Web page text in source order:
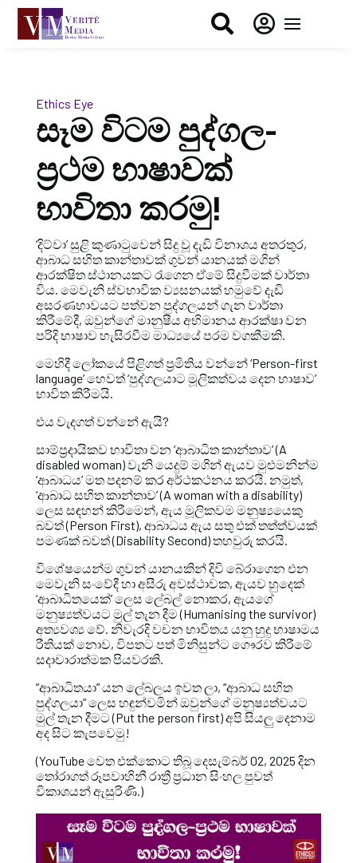
 
Ethics Eye
සෑම විටම පුද්ගල-
ප්‍රථම භාෂාවක්
භාවිතා කරමු!
‘දිට්වා’ සුළි කුණාටුවෙන් සිදු වූ දැඩි විනාශය අතරතුර,
ආබාධ සහිත කාන්තාවක් ගුවන් යානයක් මගින්
ආරක්ෂිත ස්ථානයකට රැගෙන ඒමේ සිදුවීමක් වාර්තා
විය. මෙවැනි ස්වභාවික ව්‍යසනයක් හමුවේ දැඩි
අසරණභාවයට පත්වන පුද්ගලයන් ගැන වාර්තා
කිරීමේදී, ඔවුන්ගේ මානුෂීය අභිමානය ආරක්ෂා වන
පරිදි භාෂාව හැසිරවීම මාධ්‍යයේ පරම වගකීමකි.
මෙහිදී ලෝකයේ පිළිගත් ප්‍රමිතිය වන්නේ ‘Person-first
language’ හෙවත් ‘පුද්ගලයාට මූලිකත්වය දෙන භාෂාව’
භාවිත කිරීමයි.
එය වැදගත් වන්නේ ඇයි?
සාම්ප්‍රදායිකව භාවිතා වන ‘ආබාධිත කාන්තාව’ (A
disabled woman) වැනි යෙදුම් මගින් ඇයව මුළුමනින්ම
‘ආබාධය’ මත පදනම් කර අර්ථකථනය කරයි. නමුත්,
‘ආබාධ සහිත කාන්තාව’ (A woman with a disability)
ලෙස සඳහන් කිරීමෙන්, ඇය මූලිකවම මනුෂ්‍යයෙකු
බවත් (Person First), ආබාධය ඇය සතු එක් තත්ත්වයක්
පමණක් බවත් (Disability Second) තහවුරු කරයි.
විශේෂයෙන්ම ගුවන් යානයකින් දිවි බේරාගෙන එන
මෙවැනි සංවේදී හා අසීරු අවස්ථාවක, ඇයව හුදෙක්
‘ආබාධිතයෙක්’ ලෙස ලේබල් නොකර, ඇයගේ
මනුෂ්‍යත්වයට මුල් තැන දීම (Humanising the survivor)
අත්‍යවශ්‍ය වේ. නිවැරදි වචන භාවිතය යනු හුදු භාෂාමය
රීතියක් නොව, විපතට පත් මිනිසුන්ට ගෞරව කිරීමේ
සදාචාරාත්මක පියවරකි.
“ආබාධිතයා” යන ලේබලය ඉවත ලා, “ආබාධ සහිත
පුද්ගලයා” ලෙස හඳුන්වමින් ඔවුන්ගේ මනුෂ්‍යත්වයට
මුල් තැන දීමට (Put the person first) අපි සියලු දෙනාම
අද සිට කැපවෙමු!
(YouTube වෙත එක්කොට තිබූ දෙසැම්බර් 02, 2025 දින
තෝරාගත් රූපවාහිනී රාත්‍රී ප්‍රධාන සිංහල පුවත්
විකාශයන් ඇසුරිණි.)